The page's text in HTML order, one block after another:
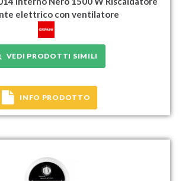
elettrico con ventilatore
VEDI PRODOTTI SIMILI
INFO PRODOTTO